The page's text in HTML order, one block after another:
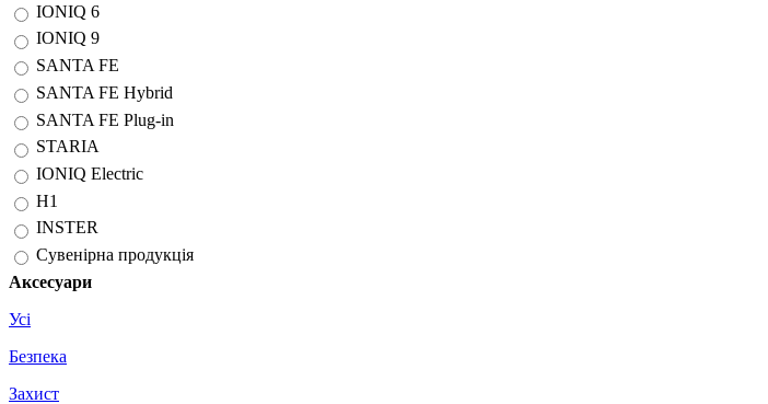
IONIQ 6
IONIQ 9
SANTA FE
SANTA FE Hybrid
SANTA FE Plug-in
STARIA
IONIQ Electric
H1
INSTER
Сувенірна продукція
Аксесуари
Усі
Безпека
Захист